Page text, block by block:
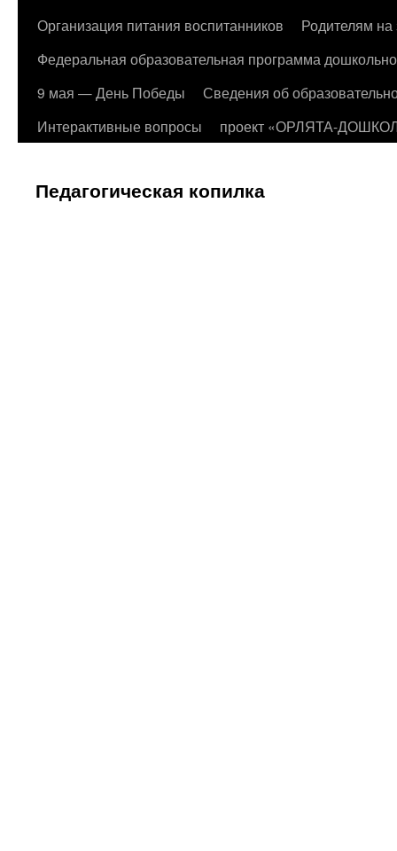
Организация питания воспитанников
Родителям на
Федеральная образовательная программа
9 мая — День Победы
Сведения об
Интерактивные вопросы
проект «ОРЛЯТА-
Педагогическая копилка